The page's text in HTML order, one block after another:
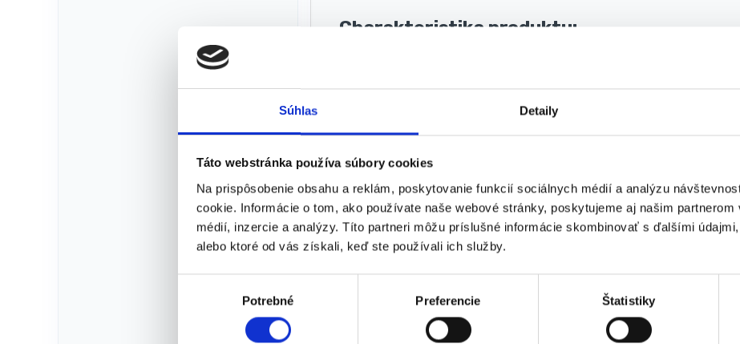
Súhlas Detaily
Táto webstránka používa súbory cookies
Na prispôsobenie obsahu a reklám, poskytovanie funkcií sociálnych médií a analýzu
cookie. Informácie o tom, ako používate naše webové stránky, poskytujeme aj našim partnerom
médií, inzercie a analýzy. Títo partneri môžu príslušné informácie skombinovať s ďalšími
alebo ktoré od vás získali, keď ste používali ich služby.
Potrebné Preferencie Štatistiky
Charakteristika produktu:
Vnútorná vložka s názvom
CE certifikát v súlade s EN ISO 13688: 2013
Rozmery:
Veľkosť oblečenia: XL/54
Dĺžka vonkajšej strany nohavíc: 110 cm
Šírka bokov: 54 cm
Materiálové zloženie: